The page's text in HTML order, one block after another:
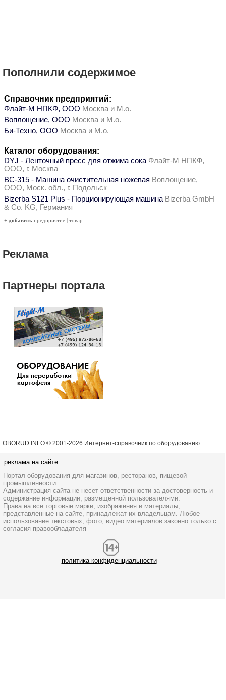
Пополнили содержимое
Справочник предприятий:
Флайт-М НПКФ, ООО Москва и М.о.
Воплощение, ООО Москва и М.о.
Би-Техно, ООО Москва и М.о.
Каталог оборудования:
DYJ - Ленточный пресс для отжима сока Флайт-М НПКФ,
ООО, г. Москва
ВС-315 - Машина очистительная ножевая Воплощение,
ООО, Моск. обл., г. Подольск
Bizerba S121 Plus - Порционирующая машина Bizerba GmbH
& Co. KG, Германия
+ добавить предприятие | товар
Реклама
Партнеры портала
OBORUD.INFO © 2001-2026 Интернет-справочник по оборудованию
реклама на сайте
Портал оборудования для магазинов, ресторанов, пищевой
промышленности
Администрация сайта не несет ответственности за достоверность и
содержание информации, размещенной пользователями.
Права на все торговые марки, изображения и материалы,
представленные на сайте, принадлежат их владельцам. Любое
использование текстовых, фото, видео материалов законно только с
согласия правообладателя
политика конфиденциальности